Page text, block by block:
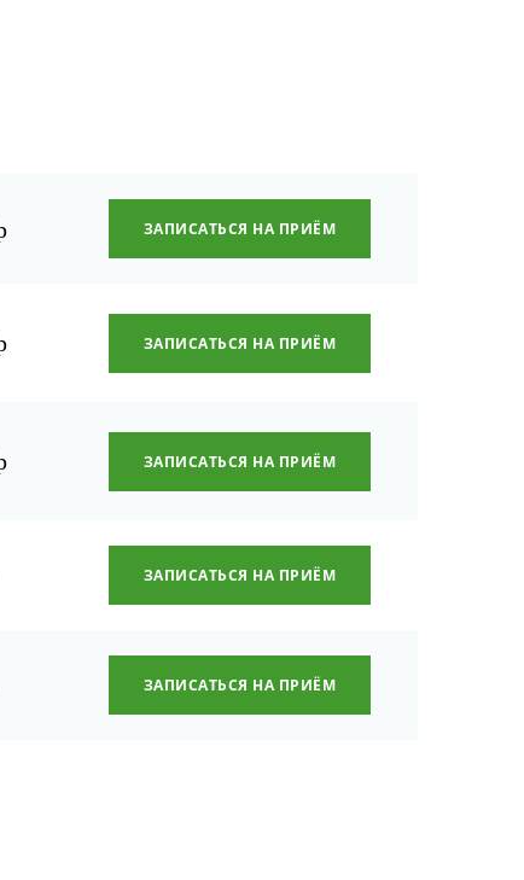
ЗАПИСАТЬСЯ НА ПРИЁМ
ЗАПИСАТЬСЯ НА ПРИЁМ
ЗАПИСАТЬСЯ НА ПРИЁМ
ЗАПИСАТЬСЯ НА ПРИЁМ
ЗАПИСАТЬСЯ НА ПРИЁМ